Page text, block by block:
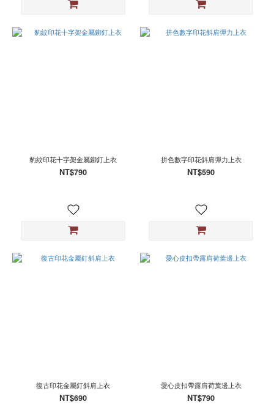
豹紋印花十字架金屬鉚釘上衣
NT$790
拼色數字印花斜肩彈力上衣
NT$590
復古印花金屬釘斜肩上衣
NT$690
愛心皮扣帶露肩荷葉邊上衣
NT$790